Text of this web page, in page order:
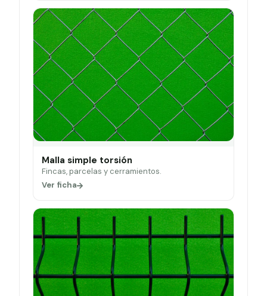
Malla simple torsión
Fincas, parcelas y cerramientos.
Ver ficha